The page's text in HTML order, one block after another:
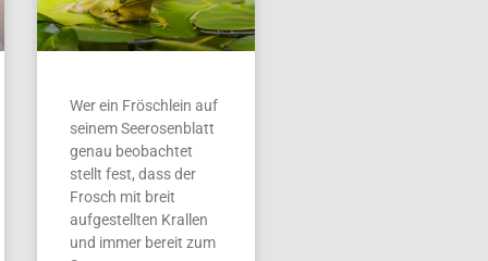
Wer ein Fröschlein auf
seinem Seerosenblatt
genau beobachtet
stellt fest, dass der
Frosch mit breit
aufgestellten Krallen
und immer bereit zum